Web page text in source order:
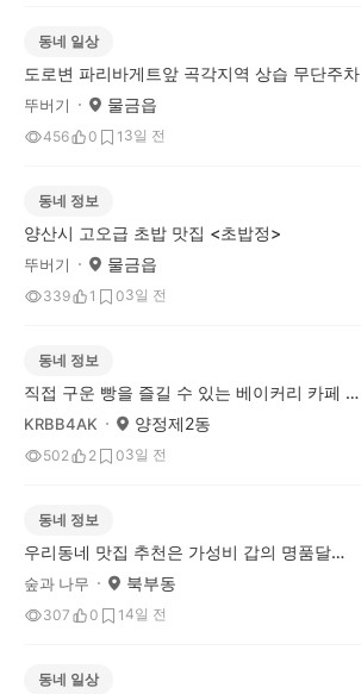
동네 일상
도로변 파리바게트앞 곡각지역 상습 무단주차
뚜버기 물금읍
456 0 1 3일 전
동네 정보
양산시 고오급 초밥 맛집 <초밥정>
뚜버기 물금읍
339 1 03일 전
동네 정보
직접 구운 빵을 즐길 수 있는 베이커리 카페 왔다 상사 추천해요
KRBB4AK 양정제2동
502 2 03일 전
동네 정보
우리동네 맛집 추천은 가성비 갑의 명품달인김밥!
숲과 나무 북부동
307 0 14일 전
동네 일상